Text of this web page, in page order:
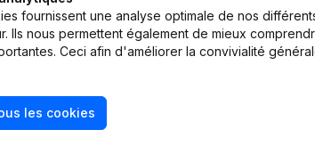
Quand la société
À quand remonte la dernière fois
fournissent une analyse optimale de nos
Ils nous permettent également de mieux
Ceci afin d'améliorer la convivialité
les cookies